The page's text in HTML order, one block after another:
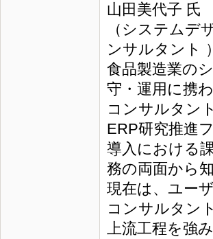
山田美代子 氏
（システム
ンサルタント ）
食品製造業の
守・運用に携
コンサルタン
ERP研究推進
導入における
務の両面から
現在は、ユー
コンサルタン
上流工程を強